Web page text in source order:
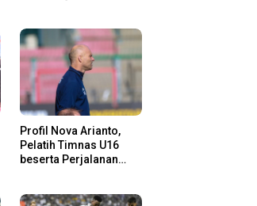
Profil Nova Arianto,
Pelatih Timnas U16
beserta Perjalanan